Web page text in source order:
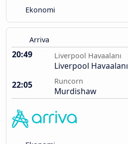
Ekonomi
Arriva
20:49 Liverpool Havaalanı
Liverpool Havaalanı
22:05
Runcorn
Murdishaw